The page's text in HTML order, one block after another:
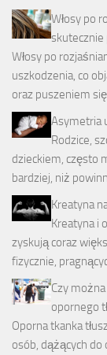
Włosy po
skutecznie
Włosy po
uszkodzenia, co
oraz puszeniem
Asymetria
Rodzice,
dzieckiem, często
bardziej, niż
Kreatyna
Kreatyna i
zyskują coraz
fizycznie,
Czy
opornego
Oporna tkanka
osób, dążących